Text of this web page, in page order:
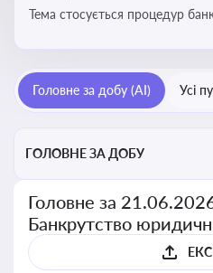
Тема стосується процедур
Головне за добу (AI) Усі
ГОЛОВНЕ ЗА ДОБУ
Головне за
Банкрутство